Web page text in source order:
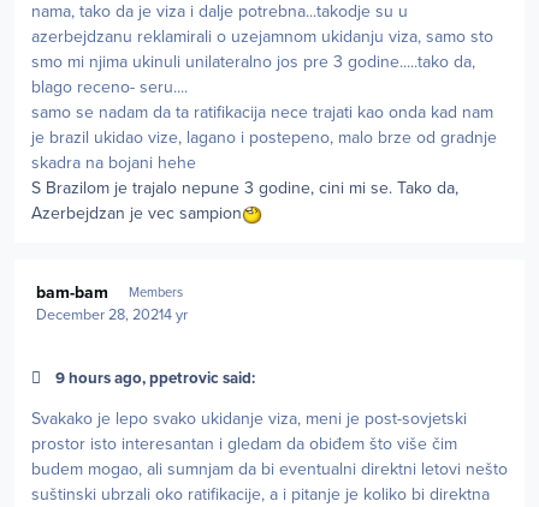
nama, tako da je viza i dalje potrebna...takodje su u
azerbejdzanu reklamirali o uzejamnom ukidanju viza, samo sto
smo mi njima ukinuli unilateralno jos pre 3 godine.....tako da,
blago receno- seru....
samo se nadam da ta ratifikacija nece trajati kao onda kad nam
je brazil ukidao vize, lagano i postepeno, malo brze od gradnje
skadra na bojani hehe
S Brazilom je trajalo nepune 3 godine, cini mi se. Tako da,
Azerbejdzan je vec sampion
bam-bam Members
December 28, 20214 yr
9 hours ago, ppetrovic said:
Svakako je lepo svako ukidanje viza, meni je post-sovjetski
prostor isto interesantan i gledam da obiđem što više čim
budem mogao, ali sumnjam da bi eventualni direktni letovi nešto
suštinski ubrzali oko ratifikacije, a i pitanje je koliko bi direktna